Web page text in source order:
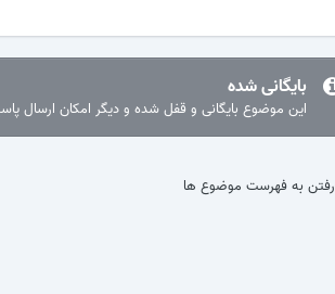
بایگانی شده
این موضوع بایگانی و قفل شده و دیگر امکان ارسال
رفتن به فهرست موضوع ها